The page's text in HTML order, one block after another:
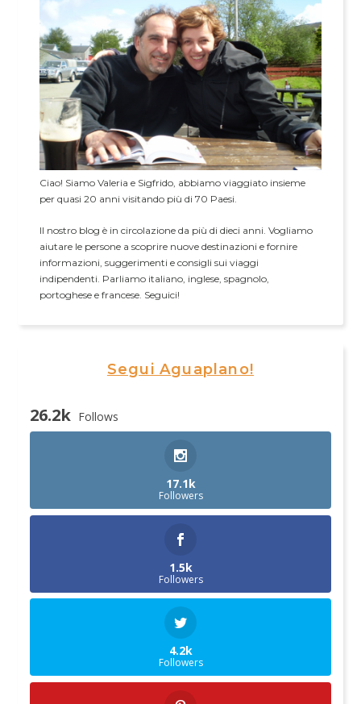
Ciao! Siamo Valeria e Sigfrido, abbiamo viaggiato insieme
per quasi 20 anni visitando più di 70 Paesi.
Il nostro blog è in circolazione da più di dieci anni. Vogliamo
aiutare le persone a scoprire nuove destinazioni e fornire
informazioni, suggerimenti e consigli sui viaggi
indipendenti. Parliamo italiano, inglese, spagnolo,
portoghese e francese. Seguici!
Segui Aguaplano!
26.2k Follows
17.1k
Followers
1.5k
Followers
4.2k
Followers